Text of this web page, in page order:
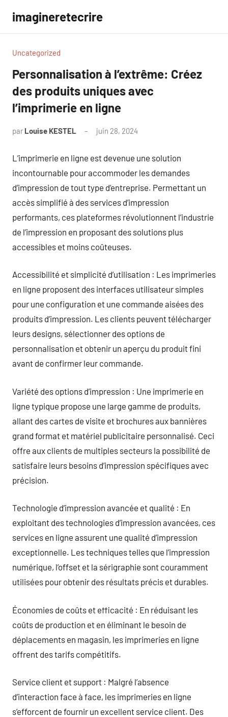
contenu
imagineretecrire
Uncategorized
Personnalisation à l’extrême: Créez
des produits uniques avec
l’imprimerie en ligne
par Louise KESTEL juin 28, 2024
L’imprimerie en ligne est devenue une solution
incontournable pour accommoder les demandes
d’impression de tout type d’entreprise. Permettant un
accès simplifié à des services d’impression
performants, ces plateformes révolutionnent l’industrie
de l’impression en proposant des solutions plus
accessibles et moins coûteuses.
Accessibilité et simplicité d’utilisation : Les imprimeries
en ligne proposent des interfaces utilisateur simples
pour une configuration et une commande aisées des
produits d’impression. Les clients peuvent télécharger
leurs designs, sélectionner des options de
personnalisation et obtenir un aperçu du produit fini
avant de confirmer leur commande.
Variété des options d’impression : Une imprimerie en
ligne typique propose une large gamme de produits,
allant des cartes de visite et brochures aux bannières
grand format et matériel publicitaire personnalisé. Ceci
offre aux clients de multiples secteurs la possibilité de
satisfaire leurs besoins d’impression spécifiques avec
précision.
Technologie d’impression avancée et qualité : En
exploitant des technologies d’impression avancées, ces
services en ligne assurent une qualité d’impression
exceptionnelle. Les techniques telles que l’impression
numérique, l’offset et la sérigraphie sont couramment
utilisées pour obtenir des résultats précis et durables.
Économies de coûts et efficacité : En réduisant les
coûts de production et en éliminant le besoin de
déplacements en magasin, les imprimeries en ligne
offrent des tarifs compétitifs.
Service client et support : Malgré l’absence
d’interaction face à face, les imprimeries en ligne
s’efforcent de fournir un excellent service client. Des